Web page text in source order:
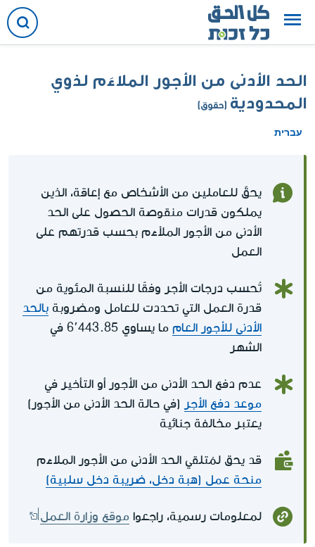
الحد الأدنى من الأجور الملاءَم لذوي
المحدودية (حقوق)
עברית
يحقّ للعاملين من الأشخاص مع إعاقة، الذين
يملكون قدرات منقوصة الحصول على الحد
الأدنى من الأجور الملاْءَم بحسب قدرتهم على
العمل
تُحسب درجات الأجر وفقًا للنسبة المئوية من
قدرة العمل التي تحددت للعامل ومضروبة بالحد
الأدنى للأجور العام
ما يساوي 6٬443.85 في
الشهر
عدم دفع الحد الأدنى من الأجور أو التأخير في
موعد دفع الأجر (في حالة الحد الأدنى من الأجور)
يعتبر مخالفة جنائية
قد يحق لمُتلقي الحد الأدنى من الأجور الملاءَم
منحة عمل (هبة دخل، ضريبة دخل سلبية)
لمعلومات رسمية، راجعوا موقع وزارة العمل